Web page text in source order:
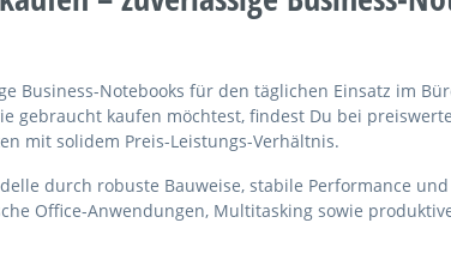
Business-Notebooks für den täglichen Einsatz im
gebraucht kaufen möchtest, findest Du bei
mit solidem Preis-Leistungs-Verhältnis.
durch robuste Bauweise, stabile Performance
Office-Anwendungen, Multitasking sowie